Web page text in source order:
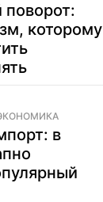
которому
в